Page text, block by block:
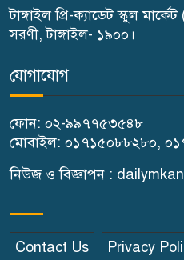
পালন
টাঙ্গাইল প্রি-ক্যাডেট স্কুল
সরণী, টাঙ্গাইল- ১৯০০।
যোগাযোগ
ফোন: ০২-৯৯৭৭৫৩৫৪৮
মোবাইল: ০১৭১৫০৮৮২৮০,
নিউজ ও বিজ্ঞাপন :
Contact Us Privacy